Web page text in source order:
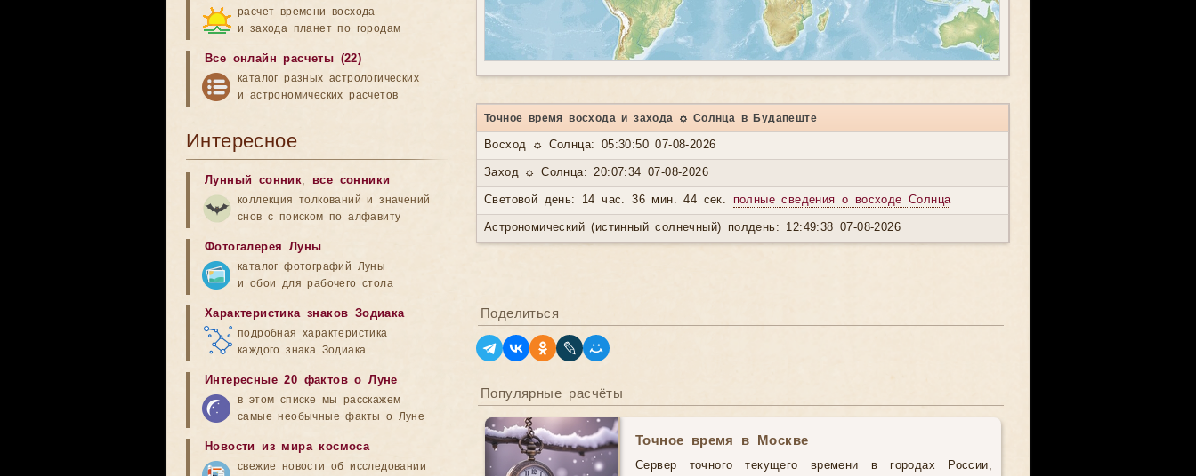
Точное время восхода и захода ☼ Солнца в Будапеште
Восход ☼ Солнца: 05:30:50 07-08-2026
Заход ☼ Солнца: 20:07:34 07-08-2026
Световой день: 14 час. 36 мин. 44 сек. полные сведения о восходе Солнца
Астрономический (истинный солнечный) полдень: 12:49:38 07-08-2026
Поделиться
Популярные расчёты
Точное время в Москве
Сервер точного текущего времени в городах России,
расчет времени восхода
и захода планет по городам
Все онлайн расчеты (22)
каталог разных астрологических
и астрономических расчетов
Интересное
Лунный сонник, все сонники
коллекция толкований и значений
снов с поиском по алфавиту
Фотогалерея Луны
каталог фотографий Луны
и обои для рабочего стола
Характеристика знаков Зодиака
подробная характеристика
каждого знака Зодиака
Интересные 20 фактов о Луне
в этом списке мы расскажем
самые необычные факты о Луне
Новости из мира космоса
свежие новости об исследовании